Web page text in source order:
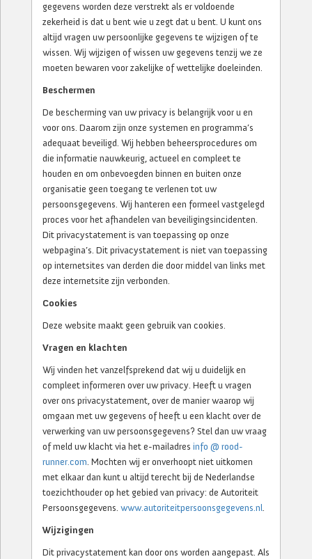
gegevens worden deze verstrekt als er voldoende
zekerheid is dat u bent wie u zegt dat u bent. U kunt ons
altijd vragen uw persoonlijke gegevens te wijzigen of te
wissen. Wij wijzigen of wissen uw gegevens tenzij we ze
moeten bewaren voor zakelijke of wettelijke doeleinden.
Beschermen
De bescherming van uw privacy is belangrijk voor u en
voor ons. Daarom zijn onze systemen en programma’s
adequaat beveiligd. Wij hebben beheersprocedures om
die informatie nauwkeurig, actueel en compleet te
houden en om onbevoegden binnen en buiten onze
organisatie geen toegang te verlenen tot uw
persoonsgegevens. Wij hanteren een formeel vastgelegd
proces voor het afhandelen van beveiligingsincidenten.
Dit privacystatement is van toepassing op onze
webpagina’s. Dit privacystatement is niet van toepassing
op internetsites van derden die door middel van links met
deze internetsite zijn verbonden.
Cookies
Deze website maakt geen gebruik van cookies.
Vragen en klachten
Wij vinden het vanzelfsprekend dat wij u duidelijk en
compleet informeren over uw privacy. Heeft u vragen
over ons privacystatement, over de manier waarop wij
omgaan met uw gegevens of heeft u een klacht over de
verwerking van uw persoonsgegevens? Stel dan uw vraag
of meld uw klacht via het e-mailadres info @ rood-
runner.com. Mochten wij er onverhoopt niet uitkomen
met elkaar dan kunt u altijd terecht bij de Nederlandse
toezichthouder op het gebied van privacy: de Autoriteit
Persoonsgegevens. www.autoriteitpersoonsgegevens.nl.
Wijzigingen
Dit privacystatement kan door ons worden aangepast. Als